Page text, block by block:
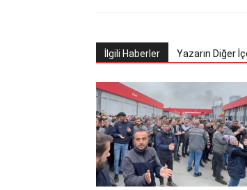
İlgili Haberler Yazarın Diğer